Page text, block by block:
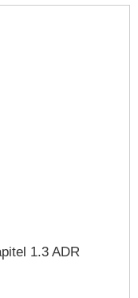
1.3 ADR​​